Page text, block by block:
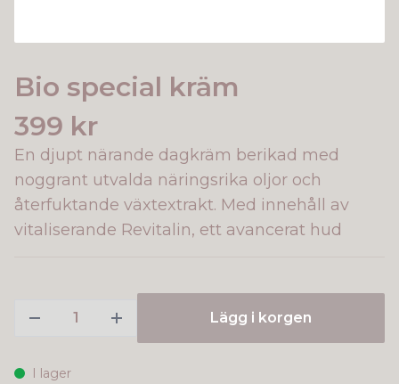
Bio special kräm
399 kr
En djupt närande dagkräm berikad med
noggrant utvalda näringsrika oljor och
återfuktande växtextrakt. Med innehåll av
vitaliserande Revitalin, ett avancerat hud
Lägg i korgen
I lager